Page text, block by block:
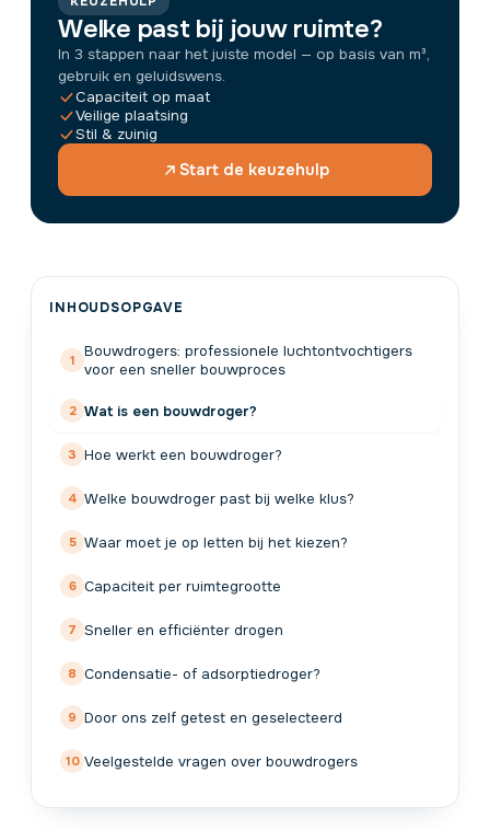
Welke past bij jouw ruimte?
In 3 stappen naar het juiste model — op basis van m³,
gebruik en geluidswens.
Capaciteit op maat
Veilige plaatsing
Stil & zuinig
Start de keuzehulp
INHOUDSOPGAVE
Bouwdrogers: professionele luchtontvochtigers
voor een sneller bouwproces
Wat is een bouwdroger?
Hoe werkt een bouwdroger?
Welke bouwdroger past bij welke klus?
Waar moet je op letten bij het kiezen?
Capaciteit per ruimtegrootte
Sneller en efficiënter drogen
Condensatie- of adsorptiedroger?
Door ons zelf getest en geselecteerd
Veelgestelde vragen over bouwdrogers